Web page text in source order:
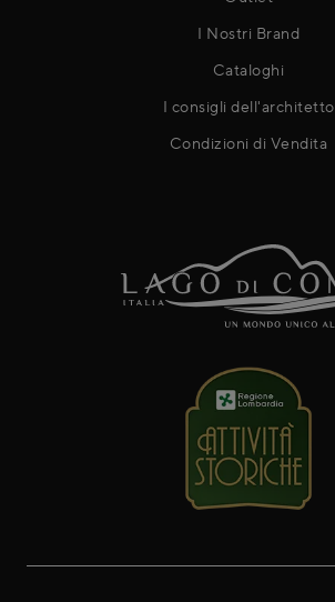
I Nostri Brand
Cataloghi
I consigli dell'architetto
Condizioni di Vendita